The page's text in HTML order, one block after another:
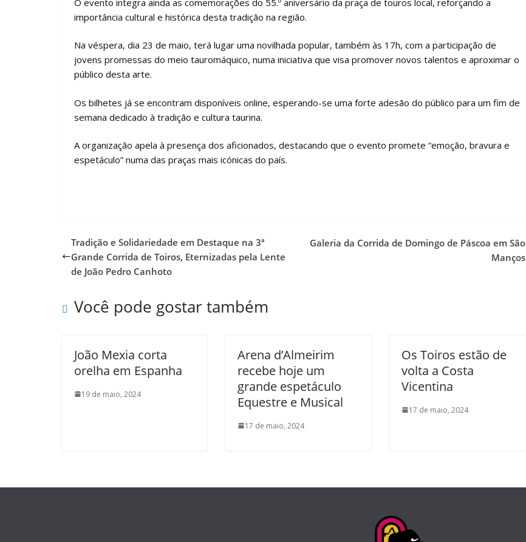
importância cultural e histórica desta tradição na região.
Na véspera, dia 23 de maio, terá lugar uma novilhada popular, também às 17h, com a participação de
jovens promessas do meio tauromáquico, numa iniciativa que visa promover novos talentos e aproximar o
público desta arte.
Os bilhetes já se encontram disponíveis online, esperando-se uma forte adesão do público para um fim de
semana dedicado à tradição e cultura taurina.
A organização apela à presença dos aficionados, destacando que o evento promete “emoção, bravura e
espetáculo” numa das praças mais icónicas do país.
Tradição e Solidariedade em Destaque na 3ª
Grande Corrida de Toiros, Eternizadas pela Lente
de João Pedro Canhoto
Galeria da Corrida de Domingo de Páscoa em São
Manços
Você pode gostar também
João Mexia corta
orelha em Espanha
19 de maio, 2024
Arena d’Almeirim
recebe hoje um
grande espetáculo
Equestre e Musical
17 de maio, 2024
Os Toiros estão de
volta a Costa
Vicentina
17 de maio, 2024